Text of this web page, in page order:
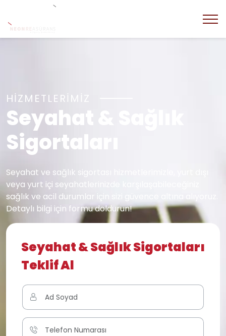
HİZMETLERİMİZ
Seyahat & Sağlık
Sigortaları
Seyahat ve sağlık sigortası hizmetlerimizle, yurt dışı
veya yurt içi seyahatlerinizde karşılaşabileceğiniz
sağlık ve acil durumlar için sizi güvence altına alıyoruz.
Detaylı bilgi için formu doldurun!
Seyahat & Sağlık Sigortaları
Teklif Al